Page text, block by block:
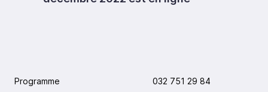
Programme
032 751 29 84